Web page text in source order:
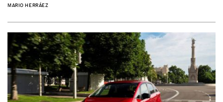
MARIO HERRÁEZ